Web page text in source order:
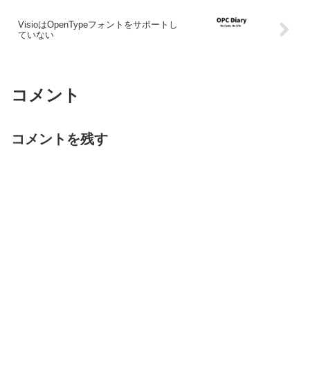
VisioはOpenTypeフォントをサポートし
ていない
コメント
コメントを残す